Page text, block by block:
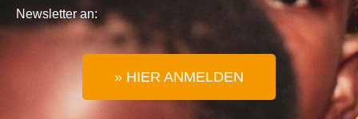
Newsletter an:
» HIER ANMELDEN